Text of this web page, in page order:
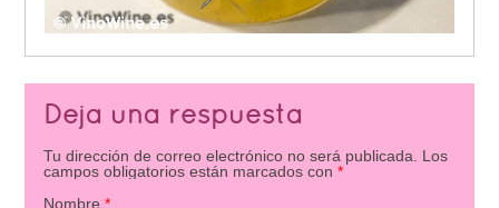
Deja una respuesta
Tu dirección de correo electrónico no será publicada. Los
campos obligatorios están marcados con *
Nombre *